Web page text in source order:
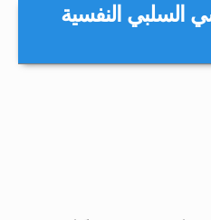
السلبي النفسية